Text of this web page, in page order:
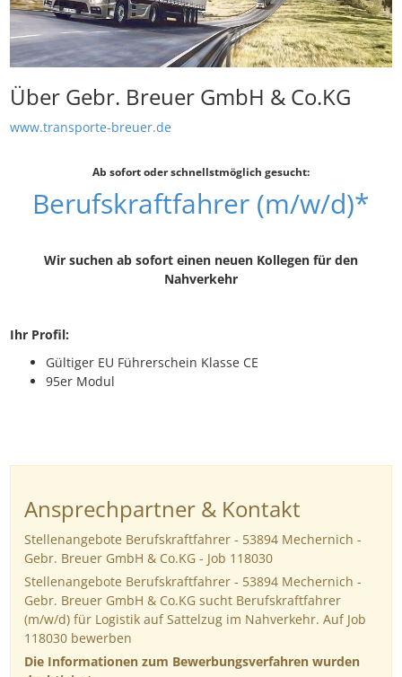
Über Gebr. Breuer GmbH & Co.KG
www.transporte-breuer.de
Ab sofort oder schnellstmöglich gesucht:
Berufskraftfahrer (m/w/d)*
Wir suchen ab sofort einen neuen Kollegen für den
Nahverkehr
Ihr Profil:
Gültiger EU Führerschein Klasse CE
95er Modul
Ansprechpartner & Kontakt
Stellenangebote Berufskraftfahrer - 53894 Mechernich -
Gebr. Breuer GmbH & Co.KG - Job 118030
Stellenangebote Berufskraftfahrer - 53894 Mechernich -
Gebr. Breuer GmbH & Co.KG sucht Berufskraftfahrer
(m/w/d) für Logistik auf Sattelzug im Nahverkehr. Auf Job
118030 bewerben
Die Informationen zum Bewerbungsverfahren wurden